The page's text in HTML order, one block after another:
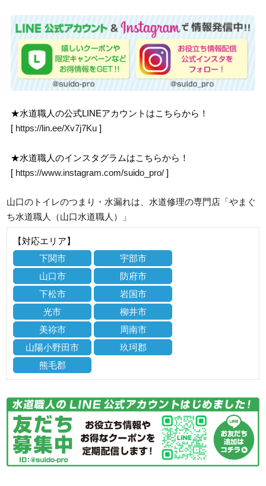
★水道職人の公式LINEアカウントはこちらから！
[ https://lin.ee/Xv7j7Ku ]
★水道職人のインスタグラムはこちらから！
[ https://www.instagram.com/suido_pro/ ]
山口のトイレのつまり・水漏れは、水道修理の専門店「やまぐ
ち水道職人（山口水道職人）」
【対応エリア】
下関市
宇部市
山口市
防府市
下松市
岩国市
光市
柳井市
美祢市
周南市
山陽小野田市
玖珂郡
熊毛郡